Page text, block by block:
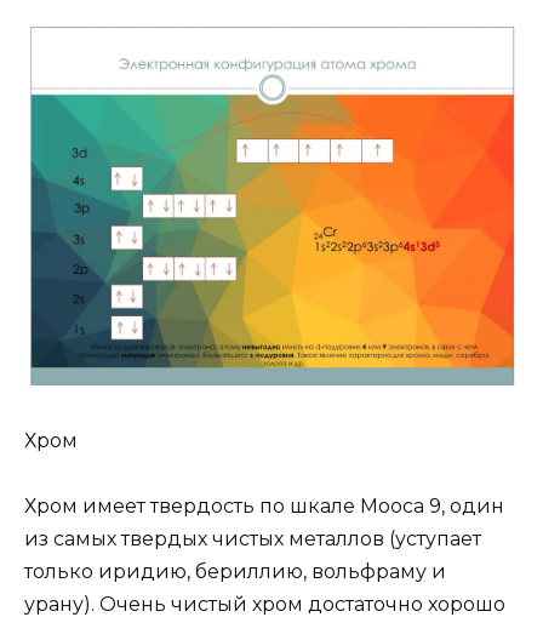
Хром
Хром имеет твердость по шкале Мооса 9, один
из самых твердых чистых металлов (уступает
только иридию, бериллию, вольфраму и
урану). Очень чистый хром достаточно хорошо